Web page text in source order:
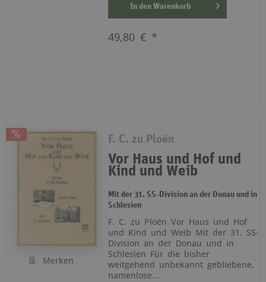
In den Warenkorb
49,80 € *
Merken
F. C. zu Ploën
Vor Haus und Hof und
Kind und Weib
Mit der 31. SS-Division an der Donau und in
Schlesien
F. C. zu Ploën Vor Haus und Hof
und Kind und Weib Mit der 31. SS-
Division an der Donau und in
Schlesien Für die bisher
weitgehend unbekannt gebliebene,
namenlose...